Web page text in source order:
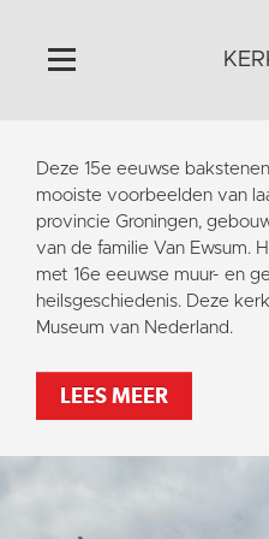
Home
Algemeen
Historie
Omgeving
Het Grootste Museum
Steun ons
Deze 15e eeuwse bakstenen
mooiste voorbeelden van
provincie Groningen,
van de familie Van Ewsum.
met 16e eeuwse muur- en
heilsgeschiedenis. Deze
Museum van Nederland.
LEES MEER